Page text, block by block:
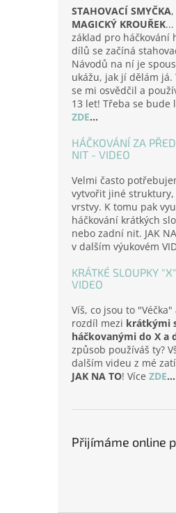
STAHOVACÍ SMYČKA
MAGICKÝ KROUŘEK
základ pro háčkování
dílů se začíná
Návodů na ní je
ukážu, jak jí dělám já.
se mi osvědčil a
13 let! Třeba se bude
ZDE...
HÁČKOVÁNÍ ZA
NIT - VIDEO
Velmi často
vytvořit jiné
vrstvy. K tomu pak
háčkování krátkých
nebo zadní nit. JAK
v dalším výukovém
KRÁTKÉ SLOUPKY
VIDEO
Víš, co jsou to "Véčka"
rozdíl mezi krátkými
háčkovanými do X a
způsob používáš ty?
dalším videu z mé
JAK NA TO! Více ZDE...
Přijímáme online